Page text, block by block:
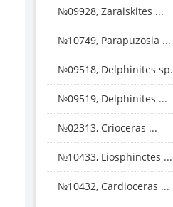
№09928, Zaraiskites ...
№10749, Parapuzosia ...
№09518, Delphinites sp.
№09519, Delphinites ...
№02313, Crioceras ...
№10433, Liosphinctes ...
№10432, Cardioceras ...